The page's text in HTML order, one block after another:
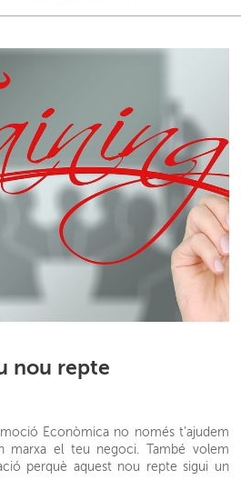
nou repte
Econòmica no només t'ajudem
marxa el teu negoci. També volem
perquè aquest nou repte sigui un